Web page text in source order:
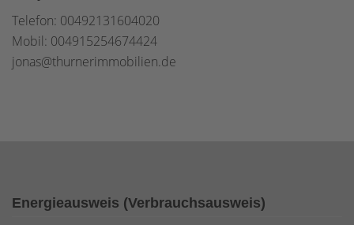
Telefon: 00492131604020
Mobil: 004915254674424
jonas@thurnerimmobilien.de
Energieausweis (Verbrauchsausweis)